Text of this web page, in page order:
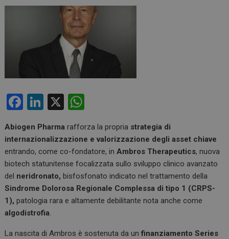
F
ce
b
o
o
k
Li
ke
dI
n
X
at
s
A
p
p
Abiogen Pharma rafforza la propria strategia di
internazionalizzazione e valorizzazione degli asset chiave
entrando, come co-fondatore, inAmbros Therapeutics, nuova
biotech statunitense focalizzata sullo sviluppo clinico avanzato
del neridronato, bisfosfonato indicato nel trattamento della
Sindrome Dolorosa Regionale Complessa di tipo 1 (CRPS-
1), patologia rara e altamente debilitante nota anche come
algodistrofia.
La nascita di Ambros è sostenuta da un finanziamento Series